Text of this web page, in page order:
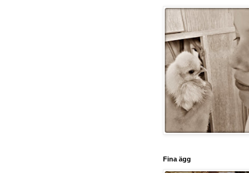
Fina ägg